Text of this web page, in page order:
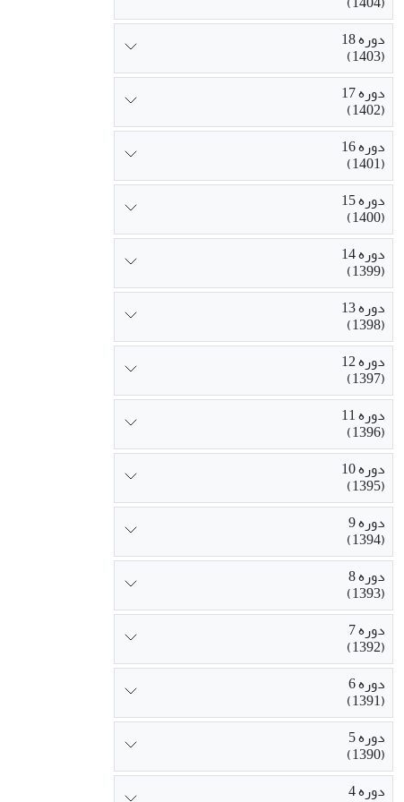
دوره 18
(1403)
دوره 17
(1402)
دوره 16
(1401)
دوره 15
(1400)
دوره 14
(1399)
دوره 13
(1398)
دوره 12
(1397)
دوره 11
(1396)
دوره 10
(1395)
دوره 9
(1394)
دوره 8
(1393)
دوره 7
(1392)
دوره 6
(1391)
دوره 5
(1390)
دوره 4